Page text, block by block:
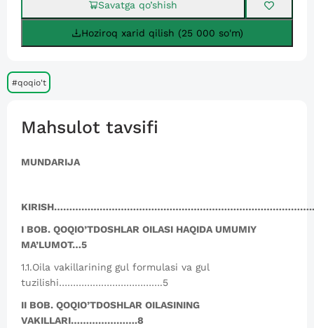
Savatga qo’shish
Hoziroq xarid qilish (25 000 so'm)
#qoqio't
Mahsulot tavsifi
MUNDARIJA
I BOB. QOQIO’TDOSHLAR OILASI HAQIDA UMUMIY
MA’LUMOT…5
1.1.Oila vakillarining gul formulasi va gul
tuzilishi……………………………….5
II BOB. QOQIO’TDOSHLAR OILASINING
VAKILLARI………………….8